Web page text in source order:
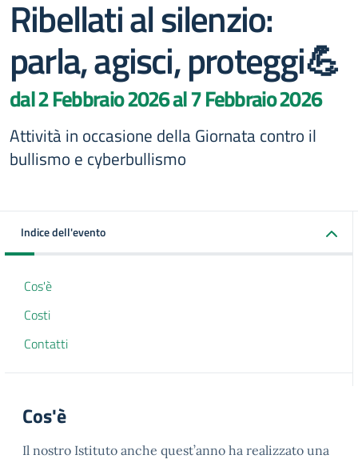
Ribellati al silenzio:
parla, agisci, proteggi💪
dal 2 Febbraio 2026 al 7 Febbraio 2026
Attività in occasione della Giornata contro il
bullismo e cyberbullismo
Indice dell'evento
Cos'è
Costi
Contatti
Cos'è
Il nostro Istituto anche quest’anno ha realizzato una